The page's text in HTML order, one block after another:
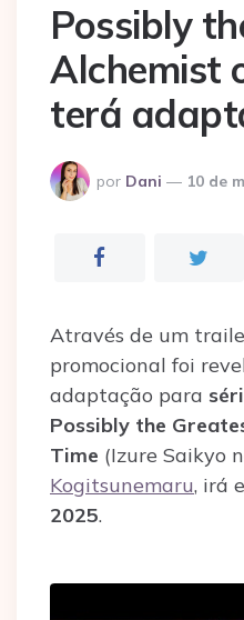
Possibly
Alchemist
terá
Postado
por
por Dani 10 de
Através de um
promocional foi
adaptação para
Possibly the
Time (Izure Saikyo
Kogitsunemaru, irá
2025.